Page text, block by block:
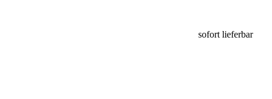
sofort lieferbar